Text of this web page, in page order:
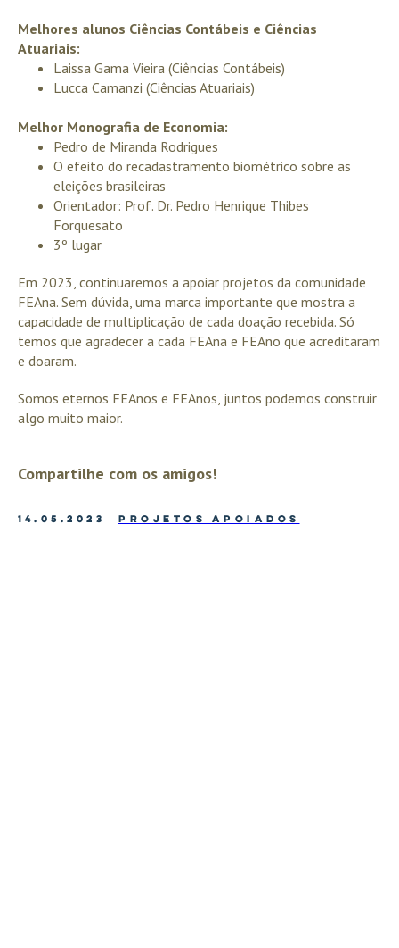
Melhores alunos Ciências Contábeis e Ciências
Atuariais:
Laissa Gama Vieira (Ciências Contábeis)
Lucca Camanzi (Ciências Atuariais)
Melhor Monografia de Economia:
Pedro de Miranda Rodrigues
O efeito do recadastramento biométrico sobre as
eleições brasileiras
Orientador: Prof. Dr. Pedro Henrique Thibes
Forquesato
3º lugar
Em 2023, continuaremos a apoiar projetos da comunidade
FEAna. Sem dúvida, uma marca importante que mostra a
capacidade de multiplicação de cada doação recebida. Só
temos que agradecer a cada FEAna e FEAno que acreditaram
e doaram.
Somos eternos FEAnos e FEAnos, juntos podemos construir
algo muito maior.
Compartilhe com os amigos!
14.05.2023 PROJETOS APOIADOS